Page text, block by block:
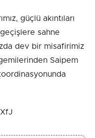
güçlü akıntıları
sahne
dev bir misafirimiz
Saipem